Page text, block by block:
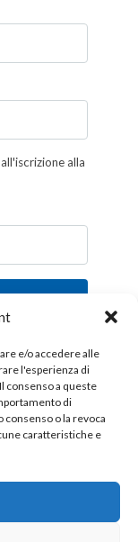
e/o accedere alle
l'esperienza di
consenso a queste
di
consenso o la revoca
caratteristiche e
alla